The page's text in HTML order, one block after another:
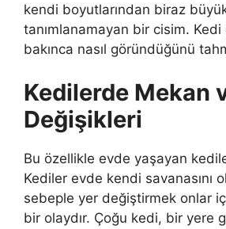
kendi boyutlarından biraz
tanımlanamayan bir cisim.
bakınca nasıl göründüğünü
Kedilerde Mekan
Değişikleri
Bu özellikle evde yaşayan
Kediler evde kendi savanasını
sebeple yer değiştirmek onlar
bir olaydır. Çoğu kedi, bir yere